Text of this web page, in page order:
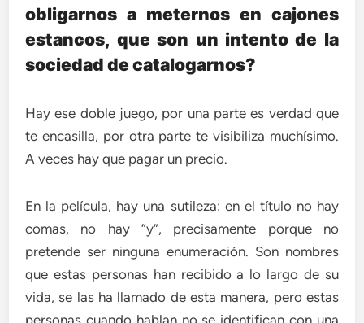
obligarnos a meternos en cajones
estancos, que son un intento de la
sociedad de catalogarnos?
Hay ese doble juego, por una parte es verdad que
te encasilla, por otra parte te visibiliza muchísimo.
A veces hay que pagar un precio.
En la película, hay una sutileza: en el título no hay
comas, no hay “y”, precisamente porque no
pretende ser ninguna enumeración. Son nombres
que estas personas han recibido a lo largo de su
vida, se las ha llamado de esta manera, pero estas
personas cuando hablan no se identifican con una